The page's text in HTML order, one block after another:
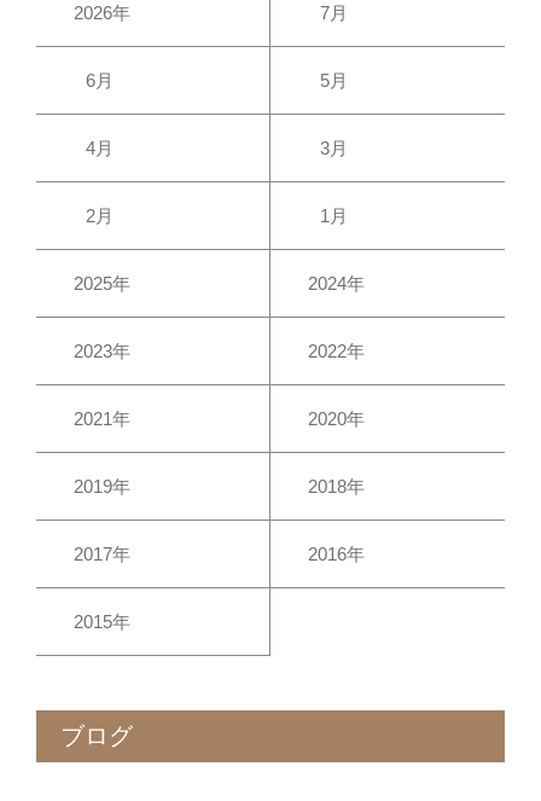
2026年 7月
6月 5月
4月 3月
2月 1月
2025年 2024年
2023年 2022年
2021年 2020年
2019年 2018年
2017年 2016年
2015年
ブログ